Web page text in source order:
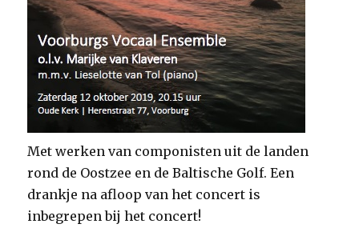
Met werken van componisten uit de landen
rond de Oostzee en de Baltische Golf. Een
drankje na afloop van het concert is
inbegrepen bij het concert!